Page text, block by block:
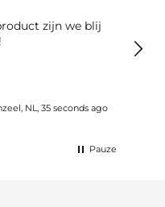
zijn we blij
NL, 35 seconds ago
Pauze